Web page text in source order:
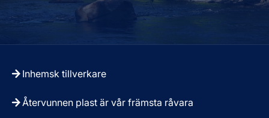
Inhemsk tillverkare
Återvunnen plast är vår främsta råvara